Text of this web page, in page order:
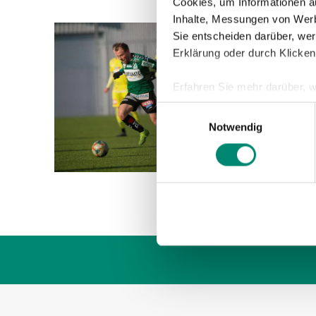
Inhalte, Messungen von
Sie entscheiden darüber,
Erklärung oder durch
Erfahren Sie mehr darüber,
Einzelheitenfest.
Wir verwenden Cookies,
und die Zugriffe auf unsere
Weitere Details,
Einwilligungsauswahl
Notwendig
2:3 –
Tore